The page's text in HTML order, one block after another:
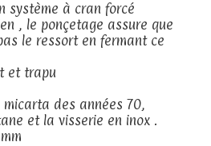
système à cran forcé
, le ponçetage assure que
le ressort en fermant ce
et trapu
des années 70,
et la visserie en inox .